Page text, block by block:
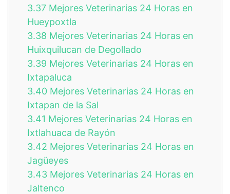
3.37 Mejores Veterinarias 24 Horas en
Hueypoxtla
3.38 Mejores Veterinarias 24 Horas en
Huixquilucan de Degollado
3.39 Mejores Veterinarias 24 Horas en
Ixtapaluca
3.40 Mejores Veterinarias 24 Horas en
Ixtapan de la Sal
3.41 Mejores Veterinarias 24 Horas en
Ixtlahuaca de Rayón
3.42 Mejores Veterinarias 24 Horas en
Jagüeyes
3.43 Mejores Veterinarias 24 Horas en
Jaltenco